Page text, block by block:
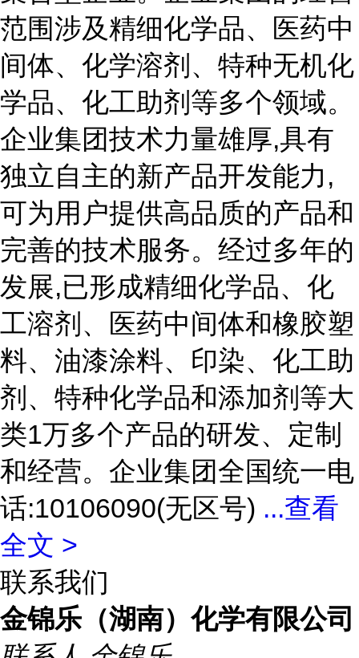
范围涉及精细化学品、医药中
间体、化学溶剂、特种无机化
学品、化工助剂等多个领域。
企业集团技术力量雄厚,具有
独立自主的新产品开发能力,
可为用户提供高品质的产品和
完善的技术服务。经过多年的
发展,已形成精细化学品、化
工溶剂、医药中间体和橡胶塑
料、油漆涂料、印染、化工助
剂、特种化学品和添加剂等大
类1万多个产品的研发、定制
和经营。企业集团全国统一电
话:10106090(无区号) ...查看
全文 >
联系我们
金锦乐（湖南）化学有限公司